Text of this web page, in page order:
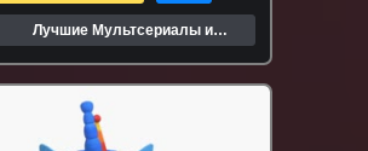
Лучшие Мультсериалы и